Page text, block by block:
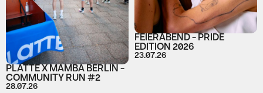
PLATTE X MAMBA BERLIN -
COMMUNITY RUN #2
28.07.26
FEIERABEND - PRIDE
EDITION 2026
23.07.26